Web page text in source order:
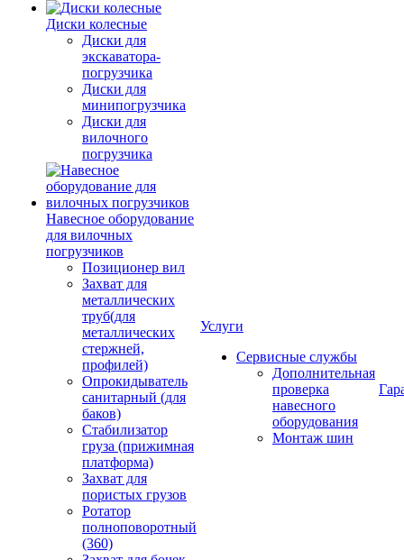
Диски колесные
Диски для
экскаватора-
погрузчика
Диски для
минипогрузчика
Диски для
вилочного
погрузчика
Навесное оборудование
для вилочных
погрузчиков
Позиционер вил
Захват для
металлических
труб(для
металлических
стержней,
профилей)
Опрокидыватель
санитарный (для
баков)
Стабилизатор
груза (прижимная
платформа)
Захват для
пористых грузов
Ротатор
полноповоротный
(360)
Услуги
Сервисные службы
Дополнительная
проверка
навесного
оборудования
Монтаж шин